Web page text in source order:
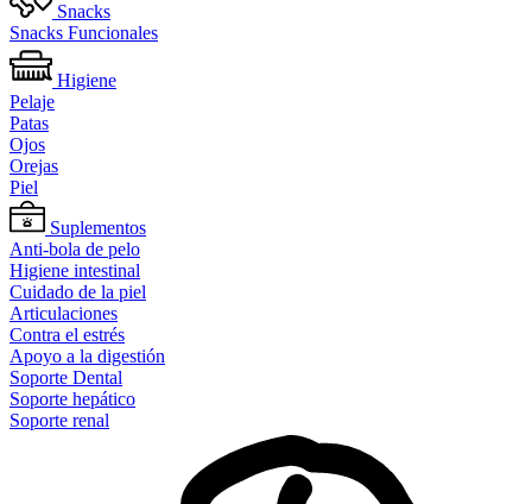
Snacks
Snacks Funcionales
Higiene
Pelaje
Patas
Ojos
Orejas
Piel
Suplementos
Anti-bola de pelo
Higiene intestinal
Cuidado de la piel
Articulaciones
Contra el estrés
Apoyo a la digestión
Soporte Dental
Soporte hepático
Soporte renal